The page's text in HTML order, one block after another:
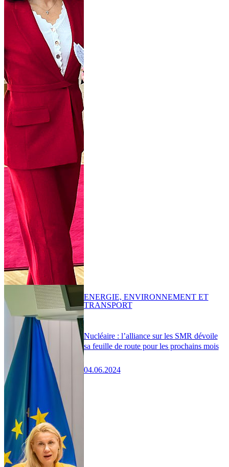
Nucléaire : l’alliance sur les SMR dévoile
sa feuille de route pour les prochains mois
04.06.2024
ENERGIE, ENVIRONNEMENT ET
TRANSPORT